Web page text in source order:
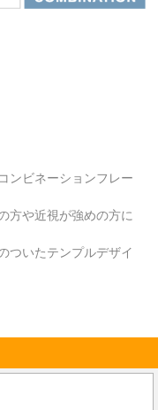
ンビネーションフレー
方や近視が強めの方に
ついたテンプルデザイ